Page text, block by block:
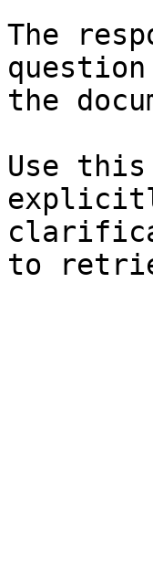
The
the
Use this